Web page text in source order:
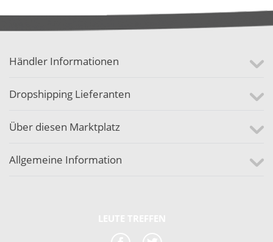
Händler Informationen
Dropshipping Lieferanten
Über diesen Marktplatz
Allgemeine Information